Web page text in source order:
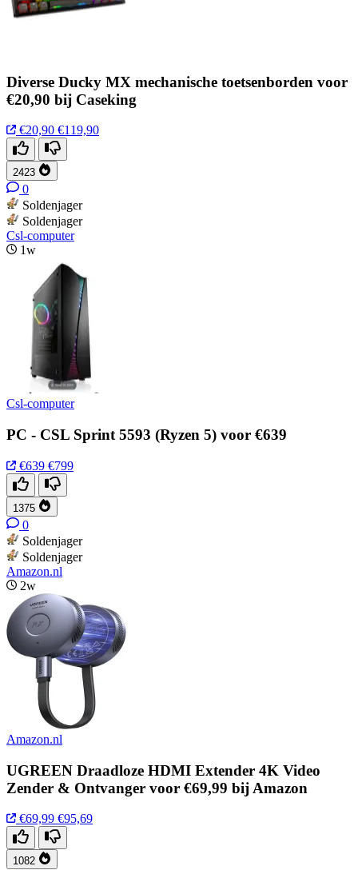
Diverse Ducky MX mechanische toetsenborden voor
€20,90 bij Caseking
€20,90 €119,90
2423
0
Soldenjager
Soldenjager
Csl-computer
1w
Csl-computer
PC - CSL Sprint 5593 (Ryzen 5) voor €639
€639 €799
1375
0
Soldenjager
Soldenjager
Amazon.nl
2w
Amazon.nl
UGREEN Draadloze HDMI Extender 4K Video
Zender & Ontvanger voor €69,99 bij Amazon
€69,99 €95,69
1082